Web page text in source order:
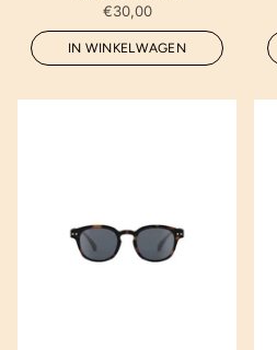
€30,00
IN WINKELWAGEN